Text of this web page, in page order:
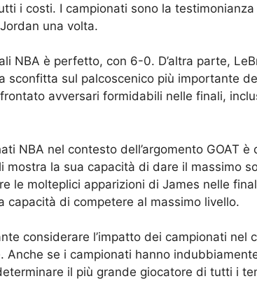
i costi. I campionati sono la
una volta.
NBA è perfetto, con 6-0. D’altra parte,
sconfitta sul palcoscenico più importante
avversari formidabili nelle finali,
NBA nel contesto dell’argomento GOAT è
la sua capacità di dare il massimo
le molteplici apparizioni di James nelle
capacità di competere al massimo livello.
considerare l’impatto dei campionati nel
Anche se i campionati hanno
il più grande giocatore di tutti i